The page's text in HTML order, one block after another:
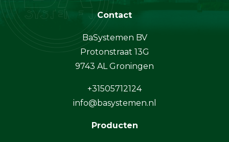
Contact
BaSystemen BV
Protonstraat 13G
9743 AL Groningen
+31505712124
info@basystemen.nl
Producten